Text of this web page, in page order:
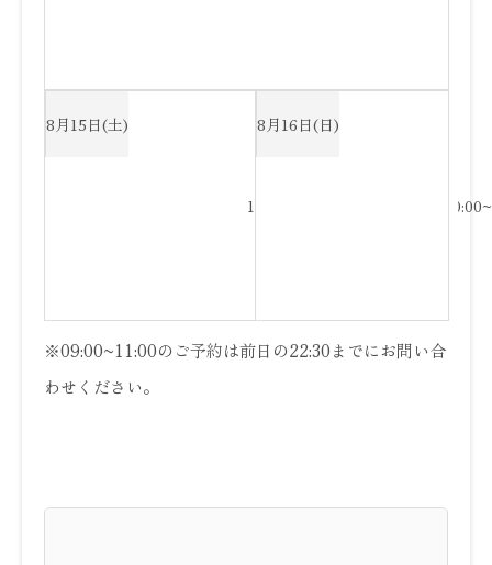
8月15日(土)
13:00~17:00
8月16日(日)
※09:00~11:00のご予約は前日の22:30までにお問い合
わせください。